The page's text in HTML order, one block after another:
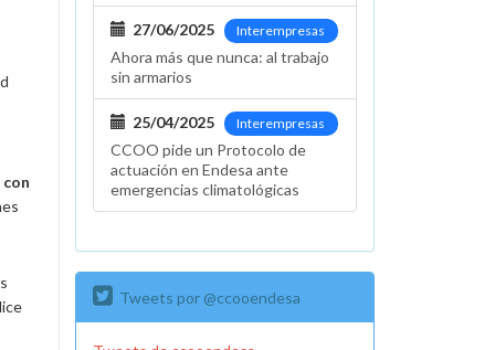
Interempresas
27/06/2025
Ahora más que nunca: al trabajo
sin armarios
Interempresas
25/04/2025
CCOO pide un Protocolo de
actuación en Endesa ante
emergencias climatológicas
Tweets por @ccooendesa